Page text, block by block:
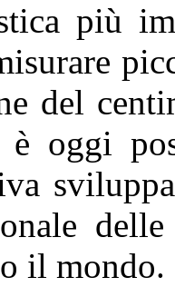
più
del
è oggi
il mondo.